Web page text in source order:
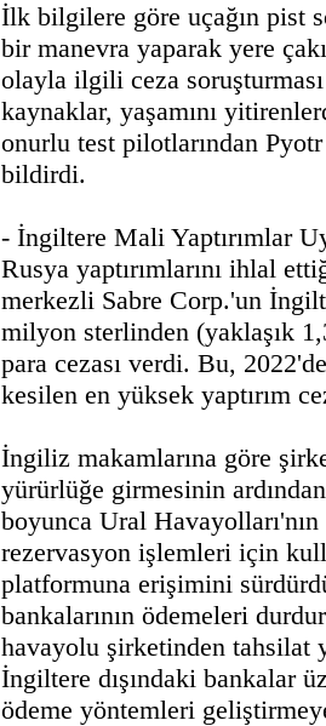
İlk bilgilere göre uçağın pist
bir manevra yaparak yere
olayla ilgili ceza soruşturması
kaynaklar, yaşamını
onurlu test pilotlarından
bildirdi.
- İngiltere Mali Yaptırımlar
Rusya yaptırımlarını ihlal
merkezli Sabre Corp.'un
milyon sterlinden (yaklaşık
para cezası verdi. Bu,
kesilen en yüksek yaptırım
İngiliz makamlarına göre
yürürlüğe girmesinin
boyunca Ural Havayolları'nın
rezervasyon işlemleri için
platformuna erişimini
bankalarının ödemeleri
havayolu şirketinden tahsilat
İngiltere dışındaki bankalar
ödeme yöntemleri